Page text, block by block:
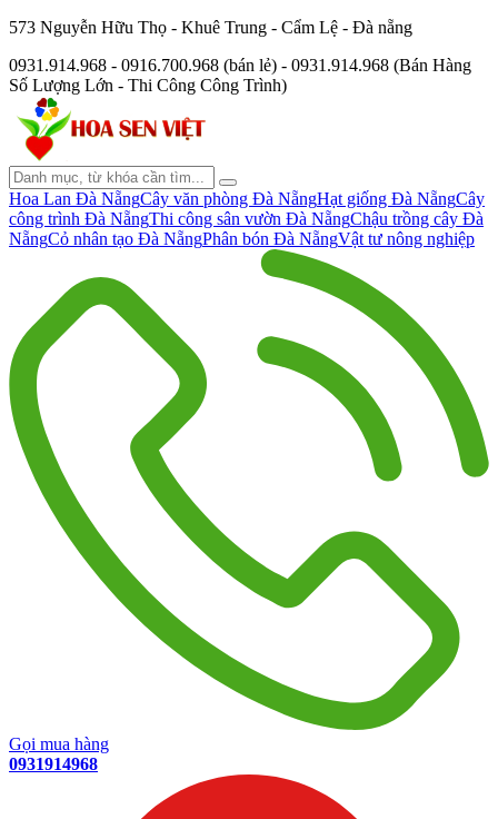
573 Nguyễn Hữu Thọ - Khuê Trung - Cẩm Lệ - Đà nẵng
0931.914.968 - 0916.700.968 (bán lẻ) - 0931.914.968 (Bán Hàng
Số Lượng Lớn - Thi Công Công Trình)
Hoa Lan Đà NẵngCây văn phòng Đà NẵngHạt giống Đà NẵngCây
công trình Đà NẵngThi công sân vườn Đà NẵngChậu trồng cây Đà
NẵngCỏ nhân tạo Đà NẵngPhân bón Đà NẵngVật tư nông nghiệp
Gọi mua hàng
0931914968